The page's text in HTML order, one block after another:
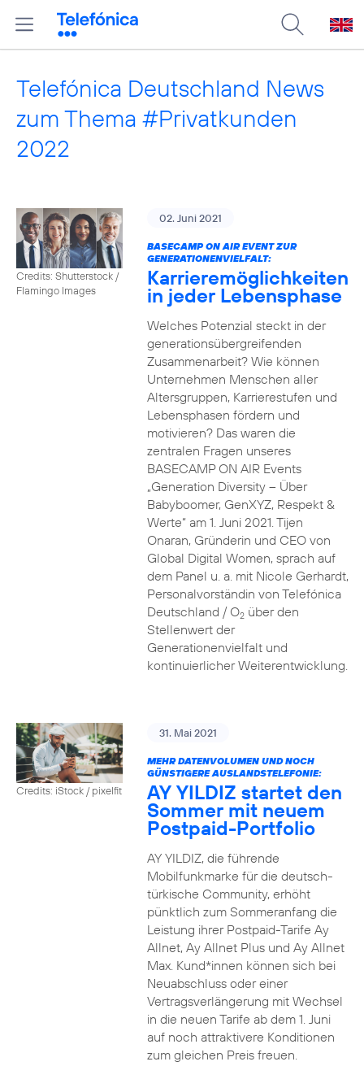
Telefónica Deutschland News
zum Thema #Privatkunden
2022
Credits: Shutterstock /
Flamingo Images
02. Juni 2021
BASECAMP ON AIR EVENT ZUR
GENERATIONENVIELFALT:
Karrieremöglichkeiten
in jeder Lebensphase
Welches Potenzial steckt in der
generationsübergreifenden
Zusammenarbeit? Wie können
Unternehmen Menschen aller
Altersgruppen, Karrierestufen und
Lebensphasen fördern und
motivieren? Das waren die
zentralen Fragen unseres
BASECAMP ON AIR Events
„Generation Diversity – Über
Babyboomer, GenXYZ, Respekt &
Werte“ am 1. Juni 2021. Tijen
Onaran, Gründerin und CEO von
Global Digital Women, sprach auf
dem Panel u. a. mit Nicole Gerhardt,
Personalvorständin von Telefónica
Deutschland / O2über den
Stellenwert der
Generationenvielfalt und
kontinuierlicher Weiterentwicklung.
Credits: iStock / pixelfit
31. Mai 2021
MEHR DATENVOLUMEN UND NOCH
GÜNSTIGERE AUSLANDSTELEFONIE:
AY YILDIZ startet den
Sommer mit neuem
Postpaid-Portfolio
AY YILDIZ, die führende
Mobilfunkmarke für die deutsch-
türkische Community, erhöht
pünktlich zum Sommeranfang die
Leistung ihrer Postpaid-Tarife Ay
Allnet, Ay Allnet Plus und Ay Allnet
Max. Kund*innen können sich bei
Neuabschluss oder einer
Vertragsverlängerung mit Wechsel
in die neuen Tarife ab dem 1. Juni
auf noch attraktivere Konditionen
zum gleichen Preis freuen.